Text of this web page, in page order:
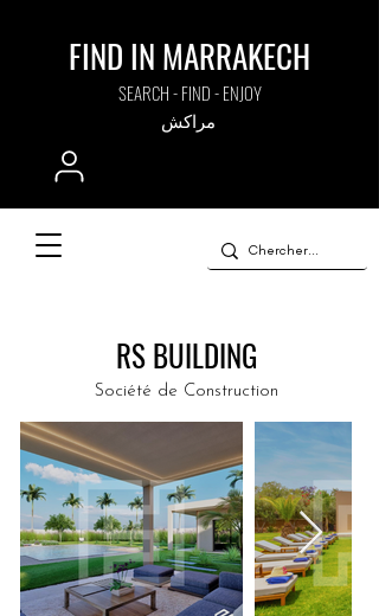
FIND IN MARRAKECH
SEARCH - FIND - ENJOY
مراكش
RS BUILDING
Société de Construction